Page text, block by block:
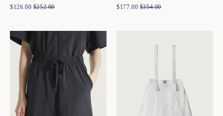
$126.00 $252.00
$177.00 $354.00